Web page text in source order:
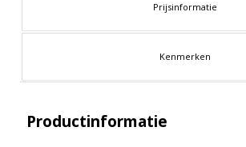
Prijsinformatie
Kenmerken
Productinformatie